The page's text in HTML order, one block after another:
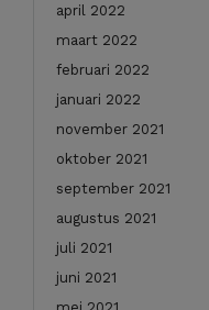
april 2022
maart 2022
februari 2022
januari 2022
november 2021
oktober 2021
september 2021
augustus 2021
juli 2021
juni 2021